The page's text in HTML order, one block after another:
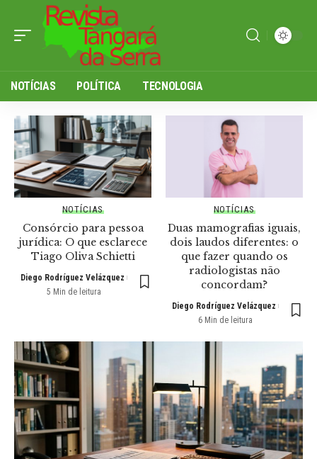
NOTÍCIAS POLÍTICA TECNOLOGIA
NOTÍCIAS
Consórcio para pessoa
jurídica: O que esclarece
Tiago Oliva Schietti
Diego Rodríguez Velázquez
5 Min de leitura
NOTÍCIAS
Duas mamografias iguais,
dois laudos diferentes: o
que fazer quando os
radiologistas não
concordam?
Diego Rodríguez Velázquez
6 Min de leitura